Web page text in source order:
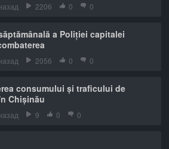
2206 0 0
a Poliției capitalei
2056 0 0
consumului și traficului de
Chișinău
9 0 0